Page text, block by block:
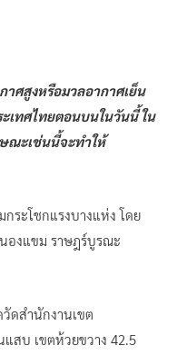
ศสูงหรือมวลอากาศเย็น
เทศไทยตอนบนในวันนี้ ใน
ณะเช่นนี้จะทำให้
ะโชกแรงบางแห่ง โดย
งแขม ราษฎร์บูรณะ
ดสำนักงานเขต
สบ เขตห้วยขวาง 42.5